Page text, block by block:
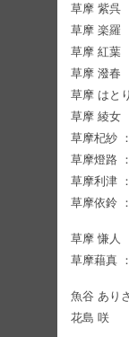
草摩 紫呉
草摩 楽羅
草摩 紅葉
草摩 潑春
草摩 はと
草摩 綾女
草摩杞紗
草摩燈路
草摩利津
草摩依鈴
草摩 慊人
草摩藉真
魚谷 あり
花島 咲